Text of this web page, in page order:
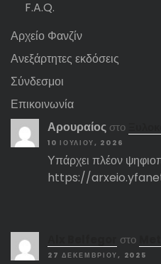
F.A.Q.
Αρχείο Φανζίν
Ανεξάρτητες εκδόσεις
Σύνδεσμοι
Επικοινωνία
Αρουραίος στο
10 ΙΟΥΛΊΟΥ, 2026
Υπάρχει πλέον
https://
στο
27 ΔΕΚΕΜΒΡΊΟΥ, 2025